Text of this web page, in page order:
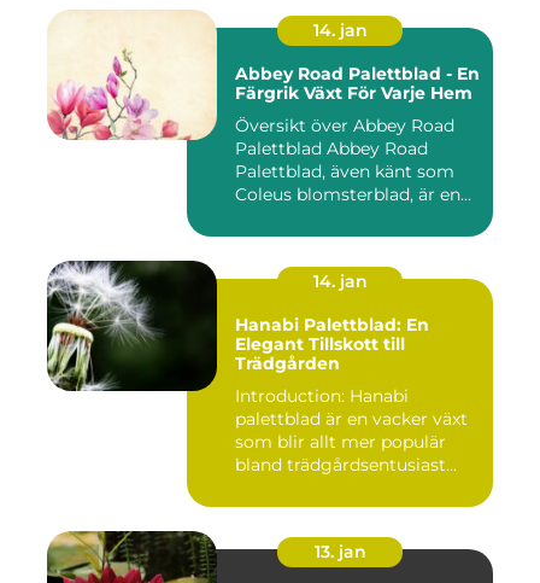
14. jan
Abbey Road Palettblad - En
Färgrik Växt För Varje Hem
Översikt över Abbey Road
Palettblad Abbey Road
Palettblad, även känt som
Coleus blomsterblad, är en...
14. jan
Hanabi Palettblad: En
Elegant Tillskott till
Trädgården
Introduction: Hanabi
palettblad är en vacker växt
som blir allt mer populär
bland trädgårdsentusiast...
13. jan